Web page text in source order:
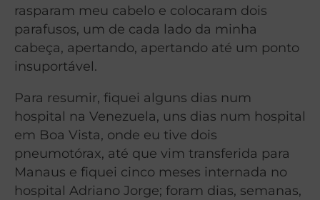
rasparam meu cabelo e colocaram dois
parafusos, um de cada lado da minha
cabeça, apertando, apertando até um ponto
insuportável.
Para resumir, fiquei alguns dias num
hospital na Venezuela, uns dias num hospital
em Boa Vista, onde eu tive dois
pneumotórax, até que vim transferida para
Manaus e fiquei cinco meses internada no
hospital Adriano Jorge; foram dias, semanas,